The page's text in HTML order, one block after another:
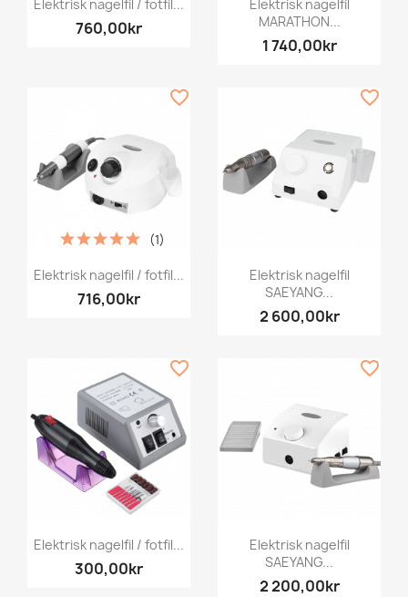
Elektrisk nagelfil / fotfil...
760,00kr
Elektrisk nagelfil
MARATHON...
1 740,00kr
Elektrisk nagelfil / fotfil...
716,00kr
(1)
favorite_border
Elektrisk nagelfil
SAEYANG...
2 600,00kr
favorite_border
Elektrisk nagelfil / fotfil...
300,00kr
favorite_border
Elektrisk nagelfil
SAEYANG...
2 200,00kr
favorite_border